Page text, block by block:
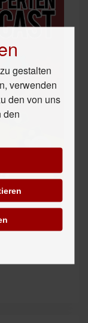
wir in
gestalten
verwenden
den von uns
den